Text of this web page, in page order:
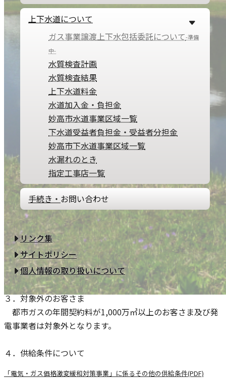
上下水道について
ガス事業譲渡上下水包括委託について-準備
中-
水質検査計画
水質検査結果
上下水道料金
水道加入金・負担金
妙高市水道事業区域一覧
下水道受益者負担金・受益者分担金
妙高市下水道事業区域一覧
水漏れのとき
指定工事店一覧
手続き・ お問い合わせ
リンク集
サイトポリシー
個人情報の取り扱いについて
なお、本事業に関して、お客さまご自身でのお手続きや当
社へのお申し込みは不要です。
※本事業の詳細は、経済産業省資源エネルギー庁の特設サイ
トをご覧ください。
電気・都市ガスをご利用される皆さまへ 電気・ガス価格
激変緩和対策事業（経済産業省資源エネルギー庁ＨＰ）
１．適用時期、値引き単価
2023年2月検針分～9月検針分の値引き単価：３０円／ｍ３
2023年10月検針分～2024年1月検針分の値引き単価：１５
円／ｍ３
２．値引きを踏まえた従量料金単価について
各約款の原料費調整額および値引きを踏まえた従量料金単
価は、当社ホームページおよび「ガス・水道・下水道ご使用
量等のお知らせ（検針票）」にてお知らせいたします。
「ガス・水道・下水道ご使用量のお知らせ(検針票)」でのご確認方法(PDF)
３．対象外のお客さま
都市ガスの年間契約料が1,000万㎥以上のお客さま及び発
電事業者は対象外となります。
４．供給条件について
「電気・ガス価格激変緩和対策事業」に係るその他の供給条件(PDF)